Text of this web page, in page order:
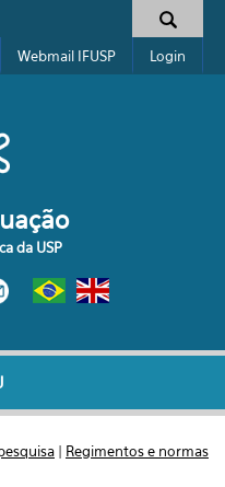
busca
Webmail IFUSP Login
da USP
| Regimentos e normas